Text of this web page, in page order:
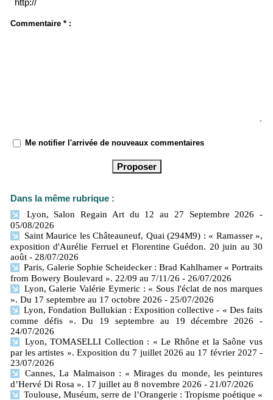
Commentaire * :
Me notifier l'arrivée de nouveaux commentaires
Dans la même rubrique :
Lyon, Salon Regain Art du 12 au 27 Septembre 2026
-
05/08/2026
Saint Maurice les Châteauneuf, Quai (294M9) : « Ramasser »,
exposition d'Aurélie Ferruel et Florentine Guédon. 20 juin au 30
août - 28/07/2026
Paris, Galerie Sophie Scheidecker : Brad Kahlhamer « Portraits
from Bowery Boulevard ». 22/09 au 7/11/26 - 26/07/2026
Lyon, Galerie Valérie Eymeric : « Sous l'éclat de nos marques
». Du 17 septembre au 17 octobre 2026 - 25/07/2026
Lyon, Fondation Bullukian : Exposition collective - « Des faits
comme défis ». Du 19 septembre au 19 décembre 2026
-
24/07/2026
Lyon, TOMASELLI Collection : « Le Rhône et la Saône vus
par les artistes ». Exposition du 7 juillet 2026 au 17 février 2027 -
23/07/2026
Cannes, La Malmaison : « Mirages du monde, les peintures
d’Hervé Di Rosa ». 17 juillet au 8 novembre 2026 - 21/07/2026
Toulouse, Muséum, serre de l’Orangerie : Tropisme poétique «